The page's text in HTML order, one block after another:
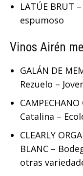
LATÚE BRUT
espumoso
Vinos Airén
GALÁN DE
Rezuelo –
Catalina –
CLEARLY
BLANC –
otras